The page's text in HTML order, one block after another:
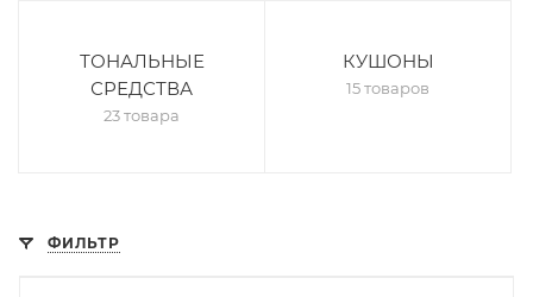
ТОНАЛЬНЫЕ
СРЕДСТВА
23 товара
КУШОНЫ
15 товаров
ФИЛЬТР